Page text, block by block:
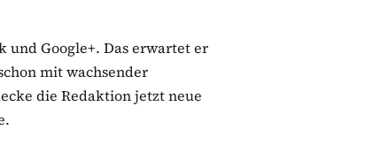
und Google+. Das erwartet er
mit wachsender
die Redaktion jetzt neue